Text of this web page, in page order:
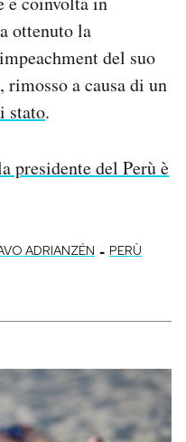
ottenuto la
del suo
rimosso a causa di un
stato.
presidente del Perù è
ADRIANZÉN - PERÙ